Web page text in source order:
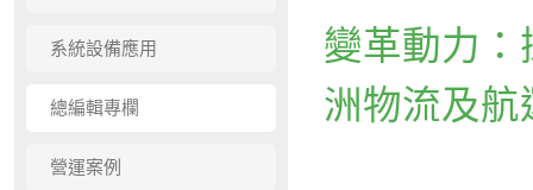
系統設備應用
總編輯專欄
營運案例
變革動力：
洲物流及航